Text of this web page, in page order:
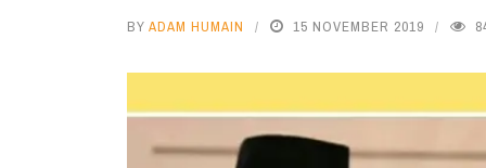
BY ADAM HUMAIN 15 NOVEMBER 2019